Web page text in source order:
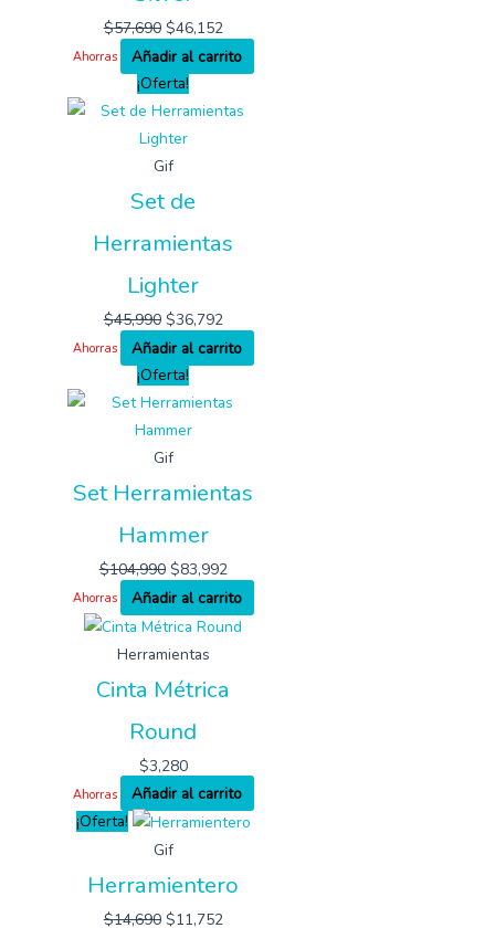
$57,690 $46,152
Ahorras
Añadir al carrito
¡Oferta!
Gif
Set de
Herramientas
Lighter
$45,990 $36,792
Ahorras
Añadir al carrito
¡Oferta!
Gif
Set Herramientas
Hammer
$104,990 $83,992
Ahorras Añadir al carrito
Herramientas
Cinta Métrica
Round
$3,280
Ahorras
Añadir al carrito
¡Oferta!
Gif
Herramientero
$14,690 $11,752